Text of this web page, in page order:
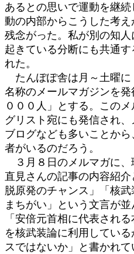
あるとの思いで運動を継
動の内部からこうした考
残念がった。私が別の知
起きている分断にも共通
れた。
たんぽぽ舎は月～土曜に
名称のメールマガジンを
０００人」とする。この
グリスト宛にも発信され
ブログなども多いことか
者がいるのだろう。
３月８日のメルマガに、
直見さんの記事の内容紹
脱原発のチャンス」「核
まちがい」という文言が
「安倍元首相に代表され
を核武装論に利用してい
スではないか」と書かれ